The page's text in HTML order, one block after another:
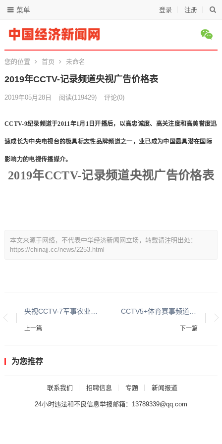
登录 注册
菜单
您的位置 首页 未命名
2019年CCTV-记录频道央视广告价格表
2019年05月28日 阅读(119429) 评论(0)
CCTV-9纪录频道于2011年1月1日开播后，以高忠诚度、高关注度和高美誉度迅
速成长为中央电视台的极具标志性品牌频道之一，业已成为中国最具潜在国际
影响力的电视传播媒介。
2019年CCTV-记录频道央视广告价格表
本文来源于网络，不代表中华经济新闻网立场，转载请注明出处：
https://chinajj.cc/news/2253.html
上一篇
CCTV5+体育赛事频道栏目及时段广告刊例
下一篇
为您推荐
联系我们 招聘信息 专题 新闻报道
24小时违法和不良信息举报邮箱：13789339@qq.com